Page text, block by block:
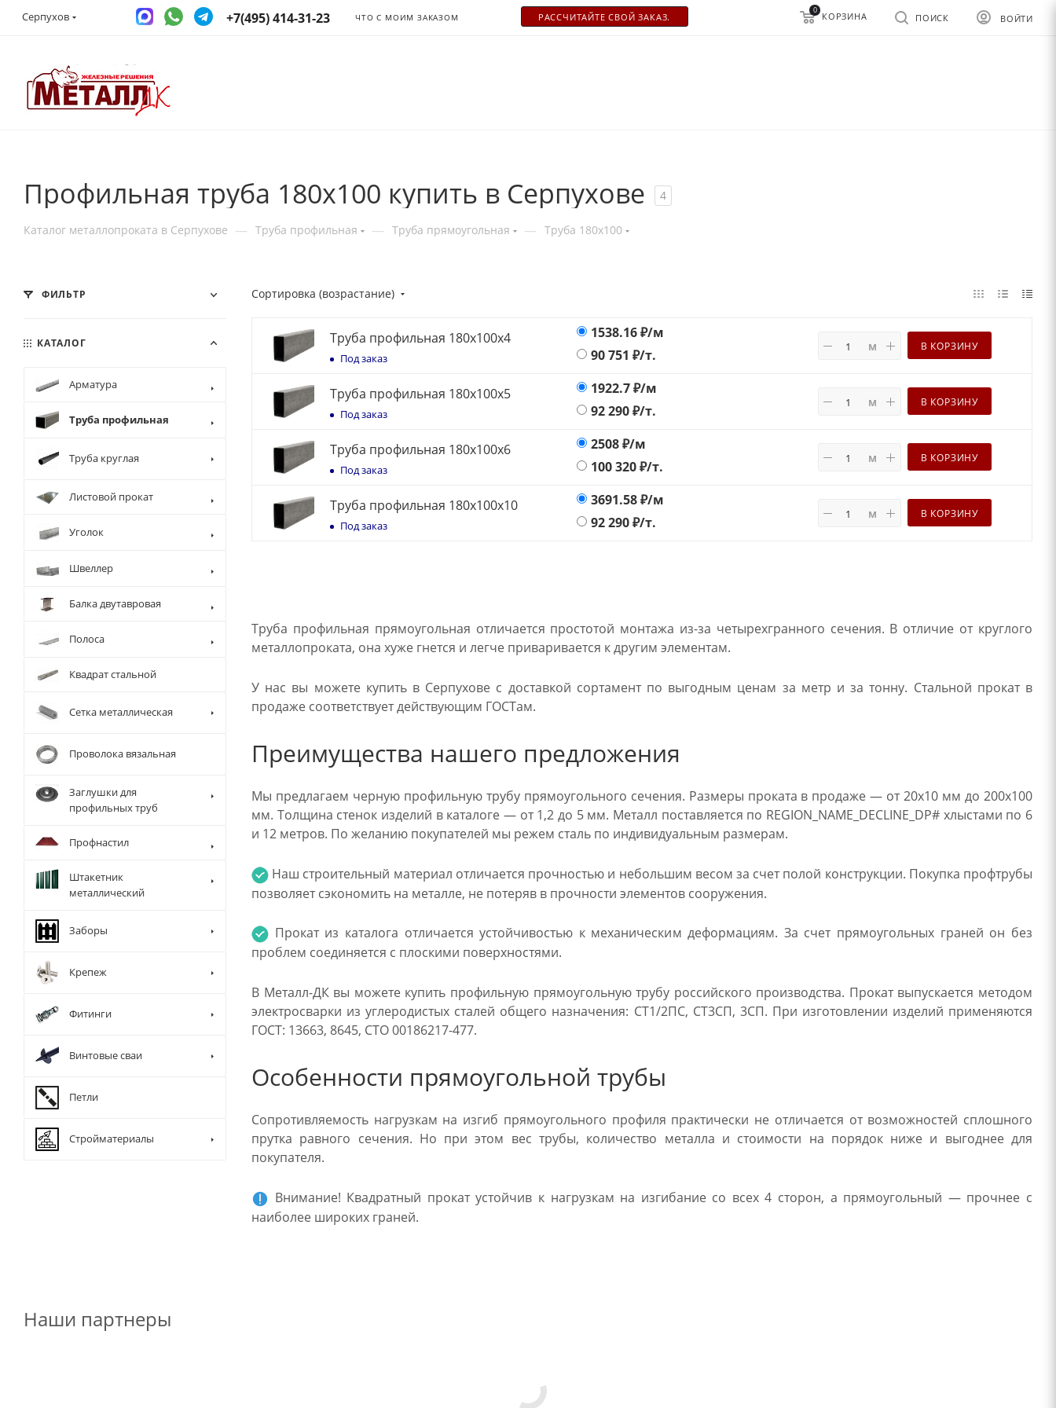
Серпухов +7(495) 414-31-23 ЧТО С МОИМ ЗАКАЗОМ РАСCЧИТАЙТЕ СВОЙ ЗАКАЗ. ВОЙТИ
ПОИСК
0
КОРЗИНА
Профильная труба 180x100 купить в Серпухове 4
Каталог металлопроката в Серпухове — Труба профильная — Труба прямоугольная — Труба 180x100
Сортировка (возрастание)
Труба профильная 180x100x4
Под заказ
1538.16₽/м
90 751 ₽/т.
м В КОРЗИНУ
Труба профильная 180x100x5
Под заказ
1922.7₽/м
92 290₽/т.
м В КОРЗИНУ
Труба профильная 180x100x6
Под заказ
2508₽/м
100 320₽/т.
м В КОРЗИНУ
Труба профильная 180x100x10
Под заказ
3691.58₽/м
92 290₽/т.
м В КОРЗИНУ
Труба профильная прямоугольная отличается простотой монтажа из-за четырехгранного сечения. В отличие от круглого
металлопроката, она хуже гнется и легче приваривается к другим элементам.
У нас вы можете купить в Серпухове с доставкой сортамент по выгодным ценам за метр и за тонну. Стальной прокат в
продаже соответствует действующим ГОСТам.
Преимущества нашего предложения
Мы предлагаем черную профильную трубу прямоугольного сечения. Размеры проката в продаже — от 20х10 мм до 200х100
мм. Толщина стенок изделий в каталоге — от 1,2 до 5 мм. Металл поставляется по REGION_NAME_DECLINE_DP# хлыстами по 6
и 12 метров. По желанию покупателей мы режем сталь по индивидуальным размерам.
Наш строительный материал отличается прочностью и небольшим весом за счет полой конструкции. Покупка профтрубы
позволяет сэкономить на металле, не потеряв в прочности элементов сооружения.
Прокат из каталога отличается устойчивостью к механическим деформациям. За счет прямоугольных граней он без
проблем соединяется с плоскими поверхностями.
В Металл-ДК вы можете купить профильную прямоугольную трубу российского производства. Прокат выпускается методом
электросварки из углеродистых сталей общего назначения: СТ1/2ПС, СТ3СП, 3СП. При изготовлении изделий применяются
ГОСТ: 13663, 8645, СТО 00186217-477.
Особенности прямоугольной трубы
Сопротивляемость нагрузкам на изгиб прямоугольного профиля практически не отличается от возможностей сплошного
прутка равного сечения. Но при этом вес трубы, количество металла и стоимости на порядок ниже и выгоднее для
покупателя.
Внимание! Квадратный прокат устойчив к нагрузкам на изгибание со всех 4 сторон, а прямоугольный — прочнее с
наиболее широких граней.
ФИЛЬТР
КАТАЛОГ
Арматура
Труба профильная
Труба круглая
Листовой прокат
Уголок
Швеллер
Балка двутавровая
Полоса
Квадрат стальной
Сетка металлическая
Проволока вязальная
Заглушки для
профильных труб
Профнастил
Штакетник
металлический
Заборы
Крепеж
Фитинги
Винтовые сваи
Петли
Стройматериалы
Наши партнеры